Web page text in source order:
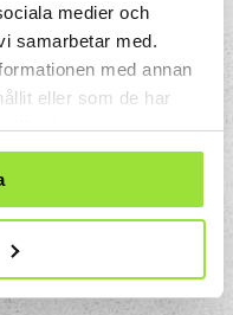
medier och
samarbetar med.
med annan
eller som de har
tjänster.
33